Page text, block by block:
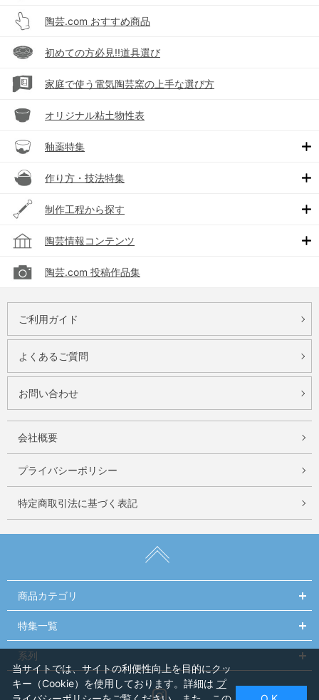
陶芸.com おすすめ商品
初めての方必見!!道具選び
家庭で使う電気陶芸窯の上手な選び方
オリジナル粘土物性表
釉薬特集
作り方・技法特集
制作工程から探す
陶芸情報コンテンツ
陶芸.com 投稿作品集
ご利用ガイド
よくあるご質問
お問い合わせ
会社概要
プライバシーポリシー
特定商取引法に基づく表記
商品カテゴリ
特集一覧
系列
Instagram
当サイトでは、サイトの利便性向上を目的にクッ
キー（Cookie）を使用しております。詳細は プ